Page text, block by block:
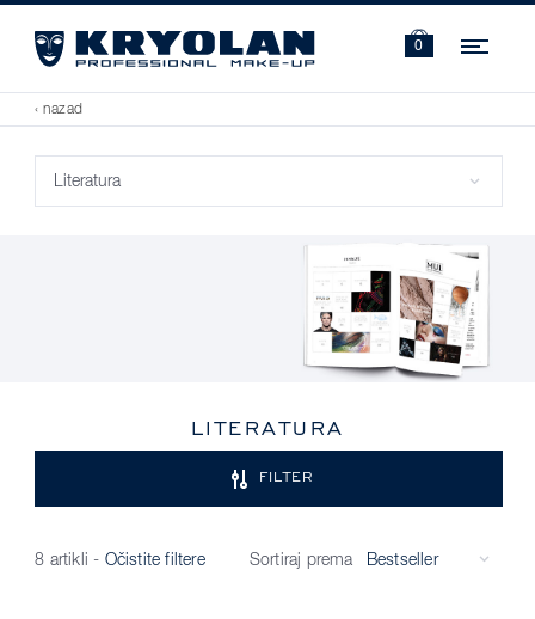
0
‹ nazad
LITERATURA
FILTER
8 artikli - Očistite filtere Sortiraj prema